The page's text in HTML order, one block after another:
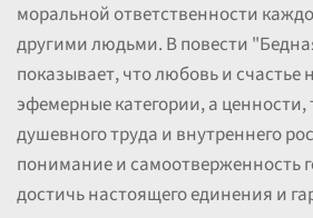
моральной ответственности
другими людьми. В повести
показывает, что любовь и счастье
эфемерные категории, а
душевного труда и внутреннего
понимание и самоотверженность
достичь настоящего единения и